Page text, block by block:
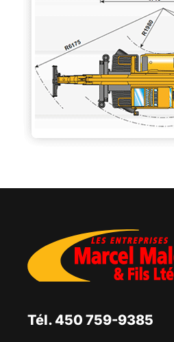
Tél. 450 759-9385